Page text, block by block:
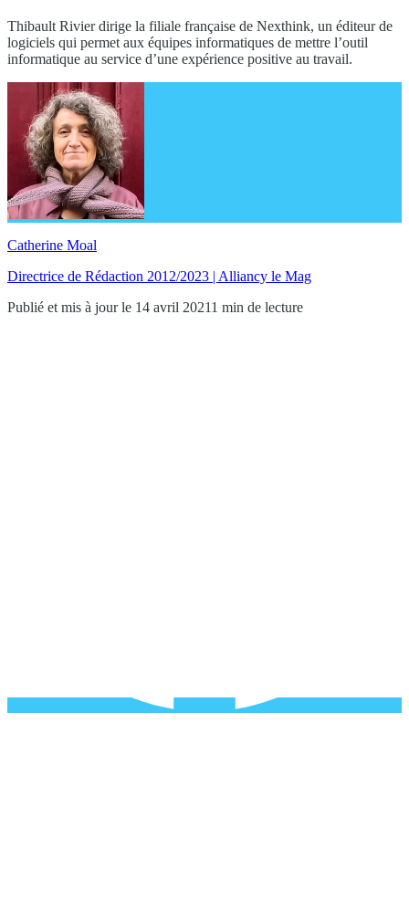
Thibault Rivier dirige la filiale française de Nexthink, un éditeur de
logiciels qui permet aux équipes informatiques de mettre l’outil
informatique au service d’une expérience positive au travail.
Catherine Moal
Directrice de Rédaction 2012/2023 | Alliancy le Mag
Publié et mis à jour le 14 avril 20211 min de lecture